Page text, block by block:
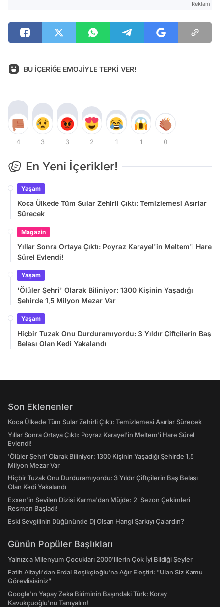
Reklam
BU İÇERİĞE EMOJİYLE TEPKİ VER!
4 3 3 2 1 1 0
En Yeni İçerikler!
Yaşam
Koca Ülkede Tüm Sular Zehirli Çıktı: Temizlemesi Asırlar
Sürecek
Magazin
Yıllar Sonra Ortaya Çıktı: Poyraz Karayel'in Meltem'i Hare
Sürel Evlendi!
Yaşam
'Ölüler Şehri' Olarak Biliniyor: 1300 Kişinin Yaşadığı
Şehirde 1,5 Milyon Mezar Var
Yaşam
Hiçbir Tuzak Onu Durduramıyordu: 3 Yıldır Çiftçilerin Baş
Belası Olan Kedi Yakalandı
Son Eklenenler
Koca Ülkede Tüm Sular Zehirli Çıktı: Temizlemesi Asırlar Sürecek
Yıllar Sonra Ortaya Çıktı: Poyraz Karayel'in Meltem'i Hare Sürel
Evlendi!
'Ölüler Şehri' Olarak Biliniyor: 1300 Kişinin Yaşadığı Şehirde 1,5
Milyon Mezar Var
Hiçbir Tuzak Onu Durduramıyordu: 3 Yıldır Çiftçilerin Baş Belası
Olan Kedi Yakalandı
Exxen'in Sevilen Dizisi Karma'dan Müjde: 2. Sezon Çekimleri
Resmen Başladı!
Eski Sevgilinin Düğününde Dj Olsan Hangi Şarkıyı Çalardın?
Günün Popüler Başlıkları
Yalnızca Milenyum Çocukları 2000'lilerin Çok İyi Bildiği Şeyler
Fatih Altaylı'dan Erdal Beşikçioğlu'na Ağır Eleştiri: "Ulan Siz Kamu
Görevlisisiniz"
Google'ın Yapay Zeka Biriminin Başındaki Türk: Koray
Kavukçuoğlu'nu Tanıyalım!